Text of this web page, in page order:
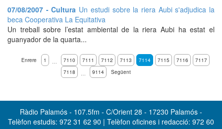
07/08/2007 - Cultura Un estudi sobre la riera Aubi s'adjudica la
beca Cooperativa La Equitativa
Un treball sobre l’estat ambiental de la riera Aubi ha estat el
guanyador de la quarta...
Enrere 1 … 7110 7111 7112 7113 7114 7115 7116
7117
7118
… 9114 Següent
Ràdio Palamós - 107.5fm - C/Orient 28 - 17230 Palamós -
Telèfon estudis: 972 31 62 90 | Telèfon oficines i redacció: 972 60